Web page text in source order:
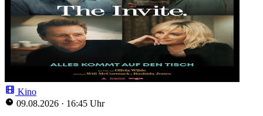
Kino
09.08.2026 · 16:45 Uhr